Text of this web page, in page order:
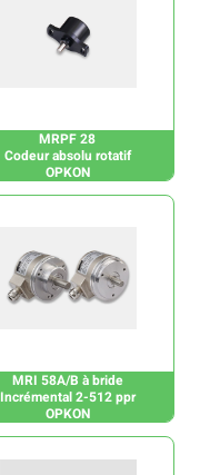
MRPF 28
Codeur absolu rotatif
OPKON
MRI 58A/B à bride
Incrémental 2-512 ppr
OPKON